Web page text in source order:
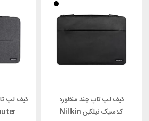
کیف لپ تاپ چند منظوره
کلاسیک نیلکین Nillkin
کیف لپ